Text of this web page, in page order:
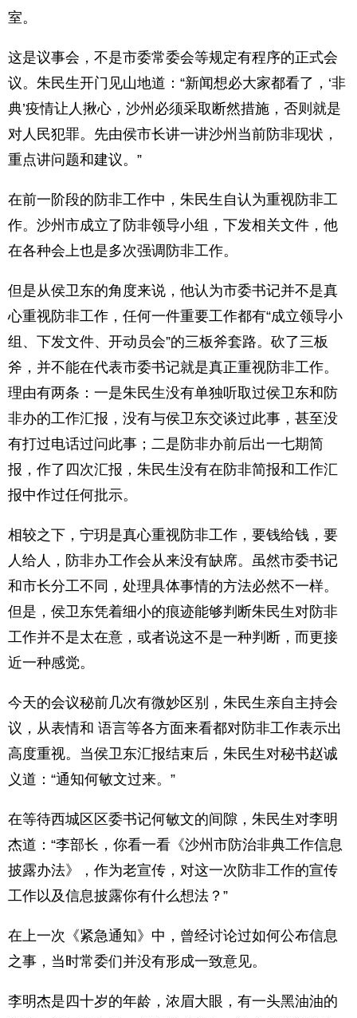
室。
这是议事会，不是市委常委会等规定有程序的正式会
议。朱民生开门见山地道：“新闻想必大家都看了，‘非
典’疫情让人揪心，沙州必须采取断然措施，否则就是
对人民犯罪。先由侯市长讲一讲沙州当前防非现状，
重点讲问题和建议。”
在前一阶段的防非工作中，朱民生自认为重视防非工
作。沙州市成立了防非领导小组，下发相关文件，他
在各种会上也是多次强调防非工作。
但是从侯卫东的角度来说，他认为市委书记并不是真
心重视防非工作，任何一件重要工作都有“成立领导小
组、下发文件、开动员会”的三板斧套路。砍了三板
斧，并不能在代表市委书记就是真正重视防非工作。
理由有两条：一是朱民生没有单独听取过侯卫东和防
非办的工作汇报，没有与侯卫东交谈过此事，甚至没
有打过电话过问此事；二是防非办前后出一七期简
报，作了四次汇报，朱民生没有在防非简报和工作汇
报中作过任何批示。
相较之下，宁玥是真心重视防非工作，要钱给钱，要
人给人，防非办工作会从来没有缺席。虽然市委书记
和市长分工不同，处理具体事情的方法必然不一样。
但是，侯卫东凭着细小的痕迹能够判断朱民生对防非
工作并不是太在意，或者说这不是一种判断，而更接
近一种感觉。
今天的会议秘前几次有微妙区别，朱民生亲自主持会
议，从表情和 语言等各方面来看都对防非工作表示出
高度重视。当侯卫东汇报结束后，朱民生对秘书赵诚
义道：“通知何敏文过来。”
在等待西城区区委书记何敏文的间隙，朱民生对李明
杰道：“李部长，你看一看《沙州市防治非典工作信息
披露办法》，作为老宣传，对这一次防非工作的宣传
工作以及信息披露你有什么想法？”
在上一次《紧急通知》中，曾经讨论过如何公布信息
之事，当时常委们并没有形成一致意见。
李明杰是四十岁的年龄，浓眉大眼，有一头黑油油的